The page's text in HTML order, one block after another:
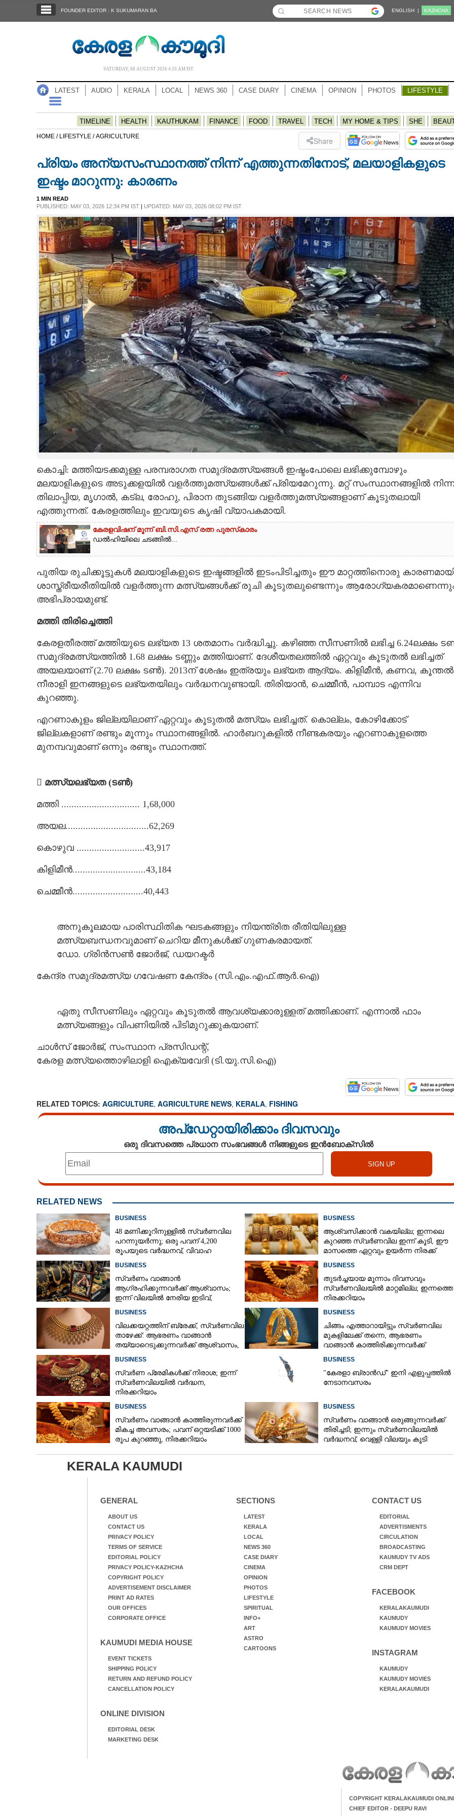
NOTIFIED NEWS
NEWS 360
CASE DIARY
LIFESTYLE
SPIRITUAL
CARTOONS
LITERATURE
FOUNDER EDITOR : K SUKUMARAN BA ENGLISH | KĀZHCHA
SATURDAY, 08 AUGUST 2026 4.33 AM IST
LATEST AUDIO KERALA LOCAL NEWS 360 CASE DIARY CINEMA OPINION PHOTOS LIFESTYLE
TIMELINE HEALTH KAUTHUKAM FINANCE FOOD TRAVEL TECH MY HOME & TIPS SHE
HOME / LIFESTYLE /AGRICULTURE Share
പ്രിയം അന്യസംസ്ഥാനത്ത് നിന്ന് എത്തുന്നതിനോട്, മലയാളികളുടെ
ഇഷ്ടം മാറുന്നു: കാരണം
1 MIN READ
PUBLISHED: MAY 03, 2026 12:34 PM IST| UPDATED: MAY 03, 2026 08:02 PM IST
കൊച്ചി: മത്തിയടക്കമുള്ള പരമ്പരാഗത സമുദ്രമത്സ്യങ്ങൾ ഇഷ്ടംപോലെ ലഭിക്കുമ്പോഴും
മലയാളികളുടെ അടുക്കളയിൽ വളർത്തുമത്സ്യങ്ങൾക്ക് പ്രിയമേറുന്നു. മറ്റ് സംസ്ഥാനങ്ങളിൽ
തിലാപ്പിയ, മൃഗാൽ, കട്‌ല, രോഹു, പിരാന തുടങ്ങിയ വളർത്തുമത്സ്യങ്ങളാണ് കൂടുതലായി
എത്തുന്നത്. കേരളത്തിലും ഇവയുടെ കൃഷി വ്യാപകമായി.
കേരളവിഷന് മൂന്ന് ബി.സി.എസ് രത്ന പുരസ്‌കാരം
ഡൽഹിയിലെ ചടങ്ങിൽ...
പുതിയ രുചിക്കൂട്ടുകൾ മലയാളികളുടെ ഇഷ്ടങ്ങളിൽ ഇടംപിടിച്ചതും ഈ മാറ്റത്തിനൊരു
ശാസ്ത്രീയരീതിയിൽ വളർത്തുന്ന മത്സ്യങ്ങൾക്ക് രുചി കൂടുതലുണ്ടെന്നും
അഭിപ്രായമുണ്ട്.
മത്തി​ തി​രി​ച്ചെത്തി​
കേരളതീരത്ത് മത്തിയുടെ ലഭ്യത 13 ശതമാനം വർദ്ധിച്ചു. കഴിഞ്ഞ സീസണിൽ ലഭിച്ച 6.24ലക്ഷം
സമുദ്രമത്സ്യത്തിൽ 1.68 ലക്ഷം ടണ്ണും മത്തിയാണ്. ദേശീയതലത്തിൽ ഏറ്റവും കൂടുതൽ ലഭിച്ചത്
അയലയാണ് (2.70 ലക്ഷം ടൺ). 2013ന് ശേഷം ഇത്രയും ലഭ്യത ആദ്യം. കിളിമീൻ, കണവ,
നീരാളി ഇനങ്ങളുടെ ലഭ്യതയിലും വർദ്ധനവുണ്ടായി. തിരിയാൻ, ചെമ്മീൻ, പാമ്പാട എന്നിവ
കുറഞ്ഞു.
എറണാകുളം ജില്ലയിലാണ് ഏറ്റവും കൂടുതൽ മത്സ്യം ലഭിച്ചത്. കൊല്ലം, കോഴിക്കോട്
ജില്ലകളാണ് രണ്ടും മൂന്നും സ്ഥാനങ്ങളിൽ. ഹാർബറുകളിൽ നീണ്ടകരയും എറണാകുളത്തെ
മുനമ്പവുമാണ് ഒന്നും രണ്ടും സ്ഥാനത്ത്.
 മത്സ്യലഭ്യത (ടൺ​)
മത്തി​ ............................... 1,68,000
അയല.................................62,269
കൊഴുവ ...........................43,917
കിളിമീൻ.............................43,184
ചെമ്മീൻ............................40,443
അനുകൂലമായ പാരിസ്ഥിതിക ഘടകങ്ങളും നിയന്ത്രിത രീതിയിലുള്ള
മത്സ്യബന്ധനവുമാണ് ചെറിയ മീനുകൾക്ക് ഗുണകരമായത്.
ഡോ. ഗ്രിൻസൺ ജോർജ്, ഡയറക്ടർ
കേന്ദ്ര സമുദ്രമത്സ്യ ഗവേഷണ കേന്ദ്രം (സി.എം.എഫ്.ആർ.ഐ)
ഏതു സീസണിലും ഏറ്റവും കൂടുതൽ ആവശ്യക്കാരുള്ളത് മത്തിക്കാണ്. എന്നാൽ ഫാം
മത്സ്യങ്ങളും വിപണിയിൽ പിടിമുറുക്കുകയാണ്.
ചാൾസ് ജോർജ്, സംസ്ഥാന പ്രസിഡന്റ്,
കേരള മത്സ്യത്തൊഴിലാളി ഐക്യവേദി (ടി.യു.സി.ഐ)​
RELATED TOPICS: AGRICULTURE, AGRICULTURE NEWS, KERALA, FISHING
അപ്ഡേറ്റായിരിക്കാം ദിവസവും
ഒരു ദിവസത്തെ പ്രധാന സംഭവങ്ങൾ നിങ്ങളുടെ ഇൻബോക്സിൽ
RELATED NEWS
BUSINESS
48 മണിക്കൂറിനുള്ളിൽ സ്വർണവില
പറന്നുയർന്നു; ഒരു പവന് 4,200
രൂപയുടെ വർദ്ധനവ്, വിവാഹ
BUSINESS
ആശ്വസിക്കാൻ വകയില്ല; ഇന്നലെ
കുറഞ്ഞ സ്വർണവില ഇന്ന് കൂടി, ഈ
മാസത്തെ ഏറ്റവും ഉയർന്ന നിരക്ക്
BUSINESS
സ്വർണം വാങ്ങാൻ
ആഗ്രഹിക്കുന്നവർക്ക് ആശ്വാസം;
ഇന്ന് വിലയിൽ നേരിയ ഇടിവ്,
BUSINESS
തുടർച്ചയായ മൂന്നാം ദിവസവും
സ്വർണവിലയിൽ മാറ്റമില്ല; ഇന്നത്തെ
നിരക്കറിയാം
BUSINESS
വിലക്കയറ്റത്തിന് ബ്രേക്ക്, സ്വർണവില
താഴേക്ക്: ആഭരണം വാങ്ങാൻ
തയ്യാറെടുക്കുന്നവർക്ക് ആശ്വാസം,
BUSINESS
ചിങ്ങം എത്താറായിട്ടും സ്വർണവില
മുകളിലേക്ക് തന്നെ,​ ആഭരണം
വാങ്ങാൻ കാത്തിരിക്കുന്നവർക്ക്
BUSINESS
സ്വർണ പ്രേമികൾക്ക് നിരാശ; ഇന്ന്
സ്വർണവിലയിൽ വർദ്ധന,
നിരക്കറിയാം
BUSINESS
"കേരളാ ബ്രാൻഡ്" ഇനി എളുപ്പത്തിൽ
നേടാനവസരം
BUSINESS
സ്വർണം വാങ്ങാൻ കാത്തിരുന്നവർക്ക്
മികച്ച അവസരം; പവന് ഒറ്റയടിക്ക് 1000
രൂപ കുറഞ്ഞു, നിരക്കറിയാം
BUSINESS
സ്വർണം വാങ്ങാൻ ഒരുങ്ങുന്നവർക്ക്
തിരിച്ചടി; ഇന്നും സ്വർണവിലയിൽ
വർദ്ധനവ്, വെള്ളി വിലയും കൂടി
KERALA KAUMUDI
GENERAL
ABOUT US
CONTACT US
PRIVACY POLICY
TERMS OF SERVICE
EDITORIAL POLICY
PRIVACY POLICY-KAZHCHA
COPYRIGHT POLICY
ADVERTISEMENT DISCLAIMER
PRINT AD RATES
OUR OFFICES
CORPORATE OFFICE
KAUMUDI MEDIA HOUSE
EVENT TICKETS
SHIPPING POLICY
RETURN AND REFUND POLICY
CANCELLATION POLICY
ONLINE DIVISION
EDITORIAL DESK
MARKETING DESK
SECTIONS
LATEST
KERALA
LOCAL
NEWS 360
CASE DIARY
CINEMA
OPINION
PHOTOS
LIFESTYLE
SPIRITUAL
INFO+
ART
ASTRO
CARTOONS
CONTACT US
EDITORIAL
ADVERTISMENTS
CIRCULATION
BROADCASTING
KAUMUDY TV ADS
CRM DEPT
FACEBOOK
KERALAKAUMUDI
KAUMUDY
KAUMUDY MOVIES
INSTAGRAM
KAUMUDY
KAUMUDY MOVIES
KERALAKAUMUDI
COPYRIGHT KERALAKAUMUDI
CHIEF EDITOR - DEEPU RAVI
പ്രിയം അന്യസംസ്ഥാനത്ത് നിന്ന്
എത്തുന്നതിനോട്, മലയാളികളുടെ ഇഷ്ടം